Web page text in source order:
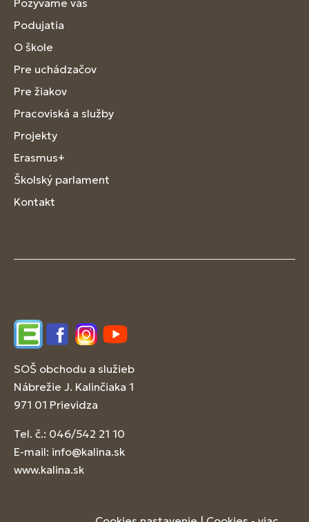
Pozývame vás
Podujatia
O škole
Pre uchádzačov
Pre žiakov
Pracoviská a služby
Projekty
Erasmus+
Školský parlament
Kontakt
EdupageFacebookInstagram
YouTube
SOŠ obchodu a služieb
Nábrežie J. Kalinčiaka 1
971 01 Prievidza
Tel. č.: 046/542 21 10
E-mail: info@kalina.sk
www.kalina.sk